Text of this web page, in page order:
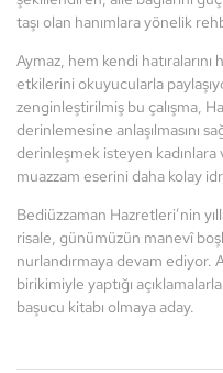
taşı olan hanımlara yönelik
Aymaz, hem kendi
etkilerini okuyucularla
zenginleştirilmiş bu çalışma,
derinlemesine anlaşılmasını
derinleşmek isteyen kadınlara
muazzam eserini daha kolay
Bediüzzaman Hazretleri’nin
risale, günümüzün manevî
nurlandırmaya devam ediyor.
birikimiyle yaptığı
başucu kitabı olmaya aday.